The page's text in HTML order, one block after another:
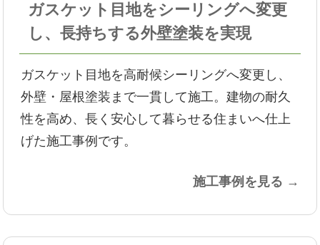
ガスケット目地をシーリングへ変更
し、長持ちする外壁塗装を実現
ガスケット目地を高耐候シーリングへ変更し、
外壁・屋根塗装まで一貫して施工。建物の耐久
性を高め、長く安心して暮らせる住まいへ仕上
げた施工事例です。
施工事例を見る →